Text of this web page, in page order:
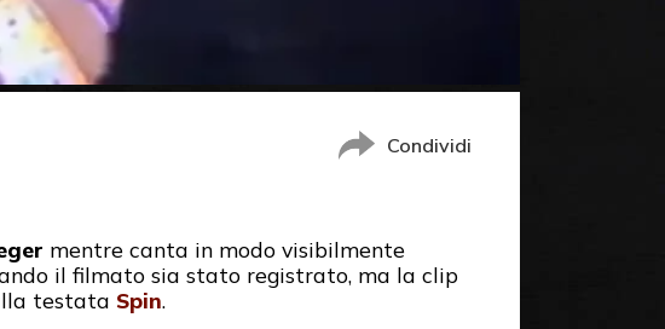
Condividi
mentre canta in modo visibilmente
il filmato sia stato registrato, ma la clip
testata Spin.